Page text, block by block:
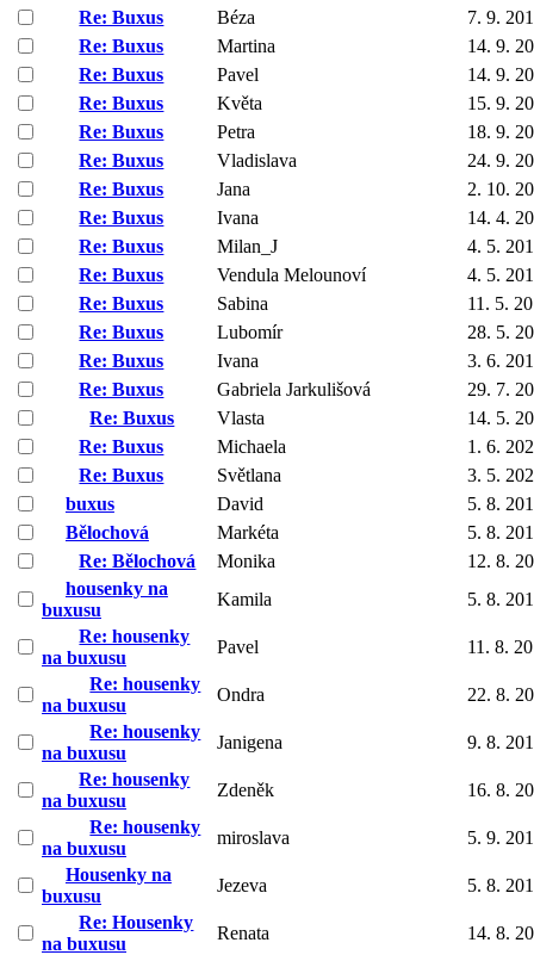
Re: Buxus
Béza
7. 9.
Re: Buxus
Martina
14. 9.
Re: Buxus
Pavel
14. 9.
Re: Buxus
Květa
15. 9.
Re: Buxus
Petra
18. 9.
Re: Buxus
Vladislava
24. 9.
Re: Buxus
Jana
2. 10.
Re: Buxus
Ivana
14. 4.
Re: Buxus
Milan_J
4. 5.
Re: Buxus
Vendula Melounoví
4. 5.
Re: Buxus
Sabina
11. 5.
Re: Buxus
Lubomír
28. 5.
Re: Buxus
Ivana
3. 6.
Re: Buxus
Gabriela Jarkulišová
29. 7.
Re: Buxus
Vlasta
14. 5.
Re: Buxus
Michaela
1. 6.
Re: Buxus
Světlana
3. 5.
buxus
David
5. 8.
Bělochová
Markéta
5. 8.
Re: Bělochová
Monika
12. 8.
housenky na
buxusu
Kamila
5. 8.
Re: housenky
na buxusu
Pavel
11. 8.
Re: housenky
na buxusu
Ondra
22. 8.
Re: housenky
na buxusu
Janigena
9. 8.
Re: housenky
na buxusu
Zdeněk
16. 8.
Re: housenky
na buxusu
miroslava
5. 9.
Housenky na
buxusu
Jezeva
5. 8.
Re: Housenky
na buxusu
Renata
14. 8.